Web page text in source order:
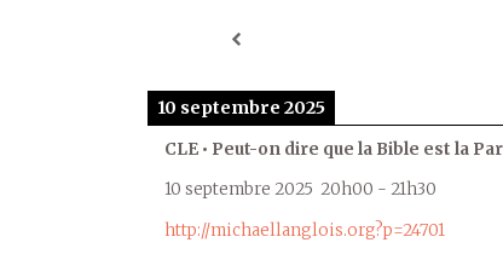
10 septembre 2025
CLE • Peut-on dire que la Bible est la
10 septembre 2025 20h00 - 21h30
http://michaellanglois.org?p=24701